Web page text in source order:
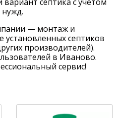
— монтаж и
установленных септиков
производителей).
в Иваново.
сервис!